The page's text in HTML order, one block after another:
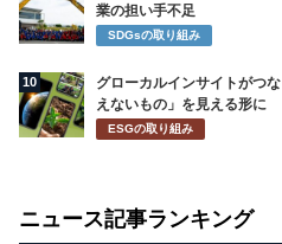
業の担い手不足
SDGsの取り組み
10
グローカルインサイトがつ
えないもの」を見える形に
ESGの取り組み
ニュース記事ランキング